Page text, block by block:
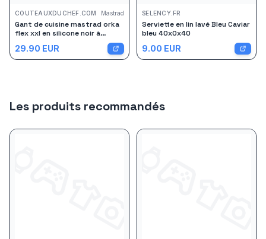
COUTEAUXDUCHEF.COM Mastrad
Gant de cuisine mastrad orka
flex xxl en silicone noir à
29.90 EUR
SELENCY.FR
Serviette en lin lavé Bleu Caviar
bleu 40x0x40
9.00 EUR
Les produits recommandés